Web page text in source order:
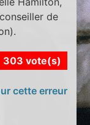
de
303 vote(s)
cette erreur